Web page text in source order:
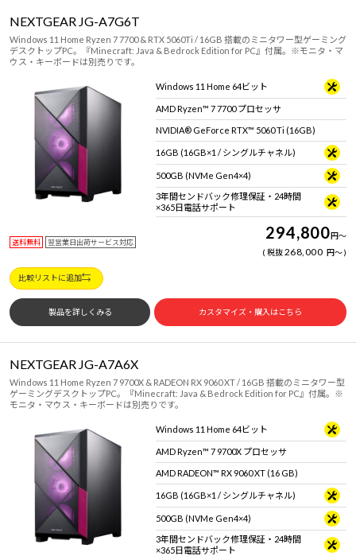
NEXTGEAR JG-A7G6T
Windows 11 Home Ryzen 7 7700 & RTX 5060Ti / 16GB 搭載のミニタワー型ゲーミング
デスクトップPC。『Minecraft: Java & Bedrock Edition for PC』付属。※モニタ・マ
ウス・キーボードは別売りです。
Windows 11 Home 64ビット
AMD Ryzen™ 7 7700 プロセッサ
NVIDIA® GeForce RTX™ 5060 Ti (16GB)
16GB (16GB×1 / シングルチャネル)
500GB (NVMe Gen4×4)
3年間センドバック修理保証・24時間
×365日電話サポート
送料無料 翌営業日出荷サービス対応 294,800円～
税抜268,000 円～
比較リストに追加
製品を詳しくみる カスタマイズ・購入はこちら
NEXTGEAR JG-A7A6X
Windows 11 Home Ryzen 7 9700X & RADEON RX 9060 XT / 16GB 搭載のミニタワー型
ゲーミングデスクトップPC。『Minecraft: Java & Bedrock Edition for PC』付属。※
モニタ・マウス・キーボードは別売りです。
Windows 11 Home 64ビット
AMD Ryzen™ 7 9700X プロセッサ
AMD RADEON™ RX 9060 XT (16 GB)
16GB (16GB×1 / シングルチャネル)
500GB (NVMe Gen4×4)
3年間センドバック修理保証・24時間
×365日電話サポート